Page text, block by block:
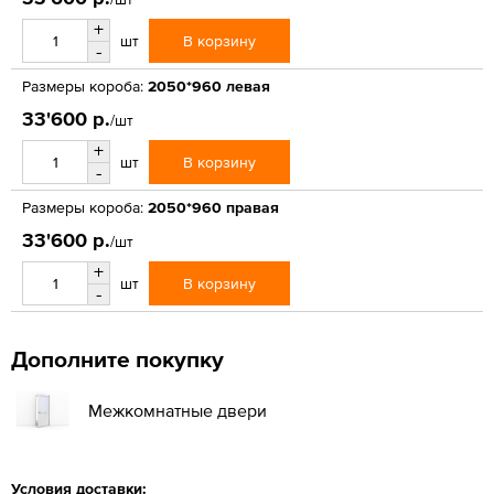
+
-
шт В корзину
Размеры короба: 2050*960 левая
33'600 р./шт
+
-
шт В корзину
Размеры короба: 2050*960 правая
33'600 р./шт
+
-
шт В корзину
Дополните покупку
Межкомнатные двери
Условия доставки: